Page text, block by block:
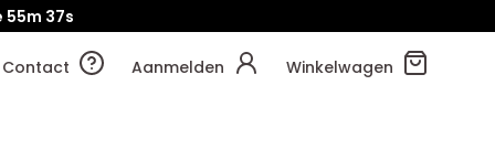
55m 36s
Contact Aanmelden Winkelwagen